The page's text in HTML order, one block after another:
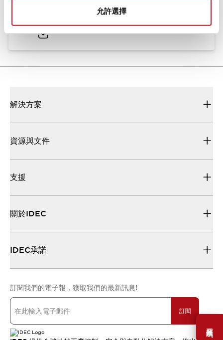
允許選擇
需要幫助嗎？
ø25/30 系列 CS型 凸輪開關
793.91KB
解決方案
資源與文件
支援
關於IDEC
IDEC承諾
訂閱我們的電子報，獲取我們的最新訊息!
訂閱